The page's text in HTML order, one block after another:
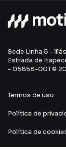
Sede Linha 5 - lilás
Estrada de
- 05858-001 ©
Termos de uso
Política de
Política de